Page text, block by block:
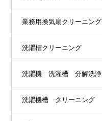
業務用換気扇クリーニング
洗濯槽クリーニング
洗濯機 洗濯槽 分解洗浄
洗濯機槽 クリーニング